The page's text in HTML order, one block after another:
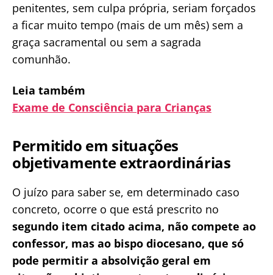
penitentes, sem culpa própria, seriam forçados
a ficar muito tempo (mais de um mês) sem a
graça sacramental ou sem a sagrada
comunhão.
Leia também
Exame de Consciência para Crianças
Permitido em situações
objetivamente extraordinárias
O juízo para saber se, em determinado caso
concreto, ocorre o que está prescrito no
segundo item citado acima, não compete ao
confessor, mas ao bispo diocesano, que só
pode permitir a absolvição geral em